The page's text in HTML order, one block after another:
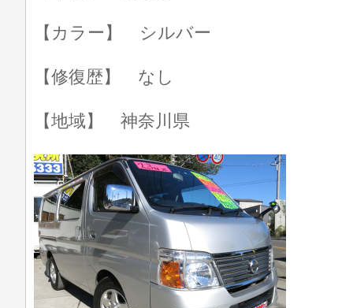
【カラー】 シルバー
【修復歴】 なし
【地域】 神奈川県